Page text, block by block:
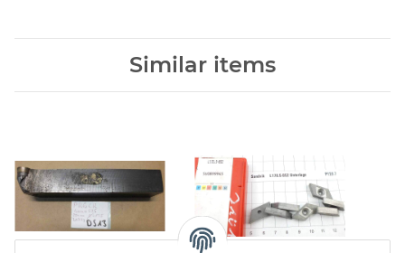
Similar items